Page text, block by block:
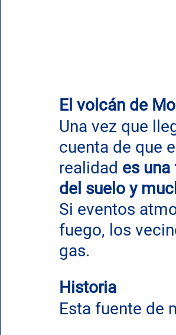
El volcán de
Una vez que
cuenta de que
realidad es
del suelo y
Si eventos
fuego, los
gas.
Historia
Esta fuente de